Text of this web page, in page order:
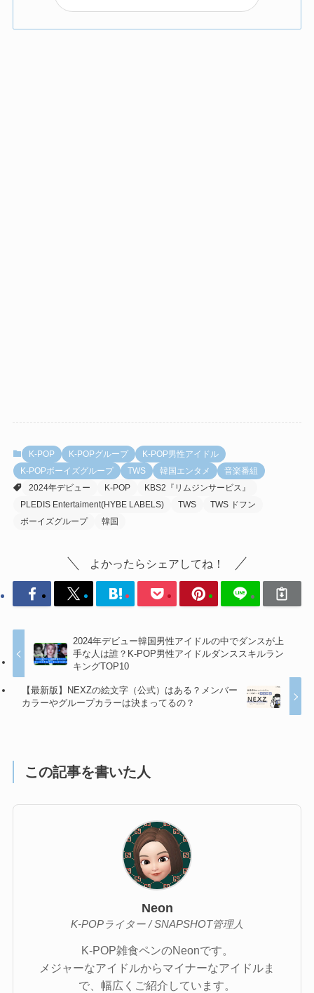
K-POP K-POPグループ
K-POP男性アイドル
K-POPボーイズグループ
TWS 韓国エンタメ
音楽番組
2024年デビュー
K-POP
KBS2『リムジンサービス』
PLEDIS Entertaiment(HYBE LABELS)
TWS
TWS ドフン
ボーイズグループ
韓国
よかったらシェアしてね！
2024年デビュー韓国男性アイドルの中でダンスが上
手な人は誰？K-POP男性アイドルダンススキルラン
キングTOP10
【最新版】NEXZの絵文字（公式）はある？メンバー
カラーやグループカラーは決まってるの？
この記事を書いた人
Neon
K-POPライター / SNAPSHOT管理人
K-POP雑食ペンのNeonです。
メジャーなアイドルからマイナーなアイドルま
で、幅広くご紹介しています。